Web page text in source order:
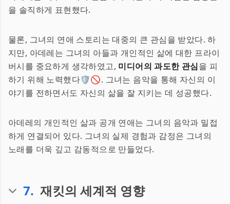
을 솔직하게 표현했다.
물론, 그녀의 연애 스토리는 대중의 큰 관심을 받았다. 하
지만, 아데레는 그녀의 아들과 개인적인 삶에 대한 프라이
버시를 중요하게 생각하였고, 미디어의 과도한 관심을 피
하기 위해 노력했다🛡️🚫. 그녀는 음악을 통해 자신의 이
야기를 전하면서도 자신의 삶을 잘 지키는 데 성공했다.
아데레의 개인적인 삶과 공개 연애는 그녀의 음악과 밀접
하게 연결되어 있다. 그녀의 실제 경험과 감정은 그녀의
노래를 더욱 깊고 감동적으로 만들었다.
7. 재킷의 세계적 영향